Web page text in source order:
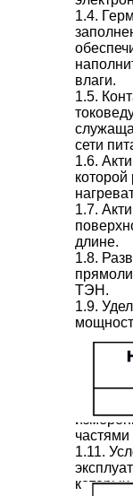
1.4.
влаги.
1.5.
сети
1.6.
1.7.
длине.
1.8.
ТЭН.
1.9.
частями
1.11.